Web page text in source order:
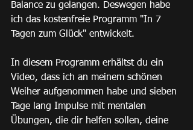
Balance zu gelangen. Deswegen habe
ich das kostenfreie Programm "In 7
Tagen zum Glück" entwickelt.
In diesem Programm erhältst du ein
Video, dass ich an meinem schönen
Weiher aufgenommen habe und sieben
Tage lang Impulse mit mentalen
Übungen, die dir helfen sollen, deine